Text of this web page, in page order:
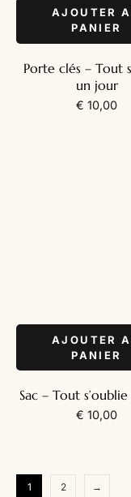
AJOUTER
PANIER
Porte clés – Tout
un jour
€ 10,00
AJOUTER
PANIER
Sac – Tout
€ 10,00
1 2 →